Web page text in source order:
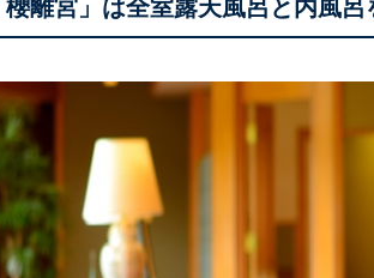
櫻離宮」は全室露天風呂と内風